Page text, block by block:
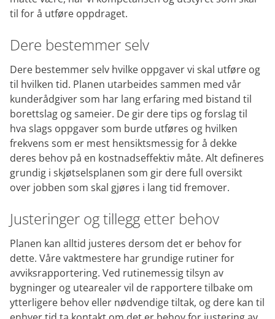
til for å utføre oppdraget.
Dere bestemmer selv
Dere bestemmer selv hvilke oppgaver vi skal utføre og
til hvilken tid. Planen utarbeides sammen med vår
kunderådgiver som har lang erfaring med bistand til
borettslag og sameier. De gir dere tips og forslag til
hva slags oppgaver som burde utføres og hvilken
frekvens som er mest hensiktsmessig for å dekke
deres behov på en kostnadseffektiv måte. Alt defineres
grundig i skjøtselsplanen som gir dere full oversikt
over jobben som skal gjøres i lang tid fremover.
Justeringer og tillegg etter behov
Planen kan alltid justeres dersom det er behov for
dette. Våre vaktmestere har grundige rutiner for
avviksrapportering. Ved rutinemessig tilsyn av
bygninger og utearealer vil de rapportere tilbake om
ytterligere behov eller nødvendige tiltak, og dere kan til